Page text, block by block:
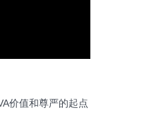
价值和尊严的起点